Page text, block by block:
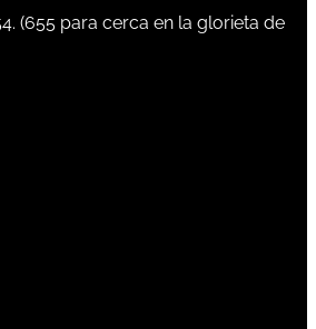
. (655 para cerca en la glorieta de